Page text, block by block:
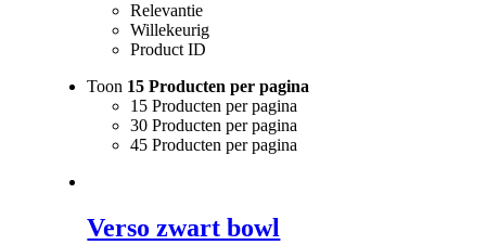
Relevantie
Willekeurig
Product ID
Toon 15 Producten per pagina
15 Producten per pagina
30 Producten per pagina
45 Producten per pagina
Verso zwart bowl